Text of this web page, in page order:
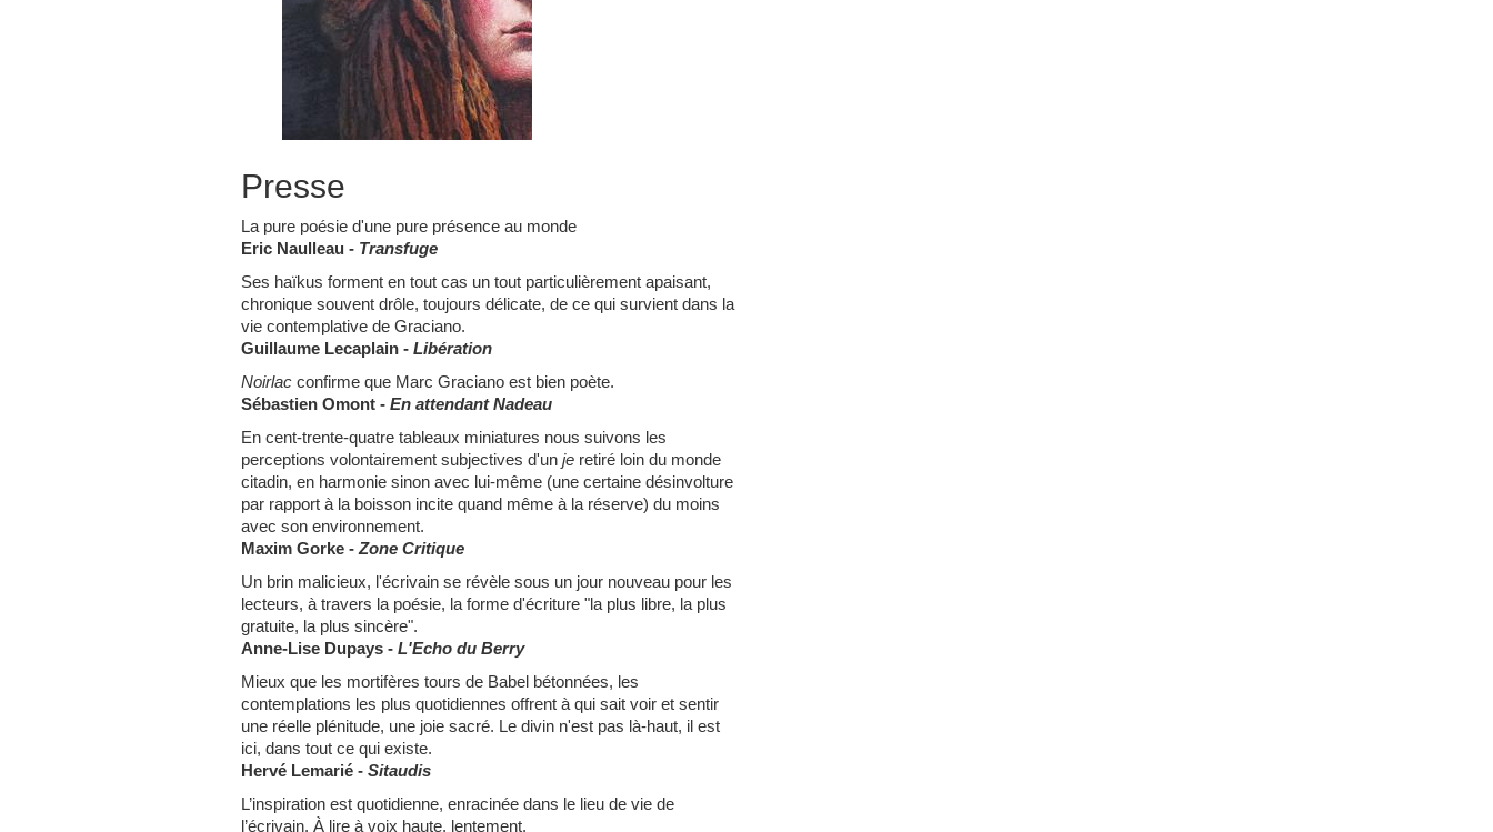
Presse
La pure poésie d'une pure présence au monde
Eric Naulleau - Transfuge
Ses haïkus forment en tout cas un tout particulièrement apaisant,
chronique souvent drôle, toujours délicate, de ce qui survient dans la
vie contemplative de Graciano.
Guillaume Lecaplain - Libération
Noirlac confirme que Marc Graciano est bien poète.
Sébastien Omont - En attendant Nadeau
En cent-trente-quatre tableaux miniatures nous suivons les
perceptions volontairement subjectives d'un je retiré loin du monde
citadin, en harmonie sinon avec lui-même (une certaine désinvolture
par rapport à la boisson incite quand même à la réserve) du moins
avec son environnement.
Maxim Gorke - Zone Critique
Un brin malicieux, l'écrivain se révèle sous un jour nouveau pour les
lecteurs, à travers la poésie, la forme d'écriture "la plus libre, la plus
gratuite, la plus sincère".
Anne-Lise Dupays - L'Echo du Berry
Mieux que les mortifères tours de Babel bétonnées, les
contemplations les plus quotidiennes offrent à qui sait voir et sentir
une réelle plénitude, une joie sacré. Le divin n'est pas là-haut, il est
ici, dans tout ce qui existe.
Hervé Lemarié - Sitaudis
L’inspiration est quotidienne, enracinée dans le lieu de vie de
l’écrivain. À lire à voix haute, lentement.